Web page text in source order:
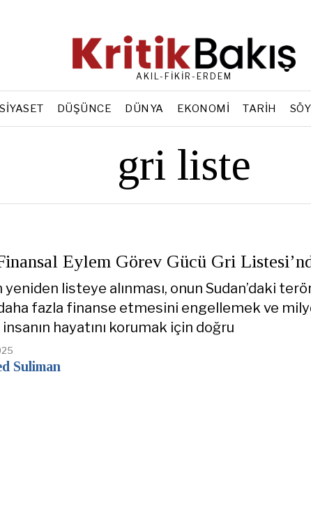
AKIL-FİKİR-ERDEM
SIYASET DÜŞÜNCE DÜNYA EKONOMI TARIH
gri liste
Eylem Görev Gücü Gri
yeniden listeye alınması, onun Sudan’daki
fazla finanse etmesini engellemek ve
hayatını korumak için doğru
Suliman